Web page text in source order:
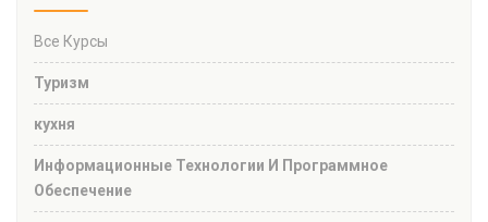
Все Курсы
Туризм
кухня
Информационные Технологии И Программное
Обеспечение